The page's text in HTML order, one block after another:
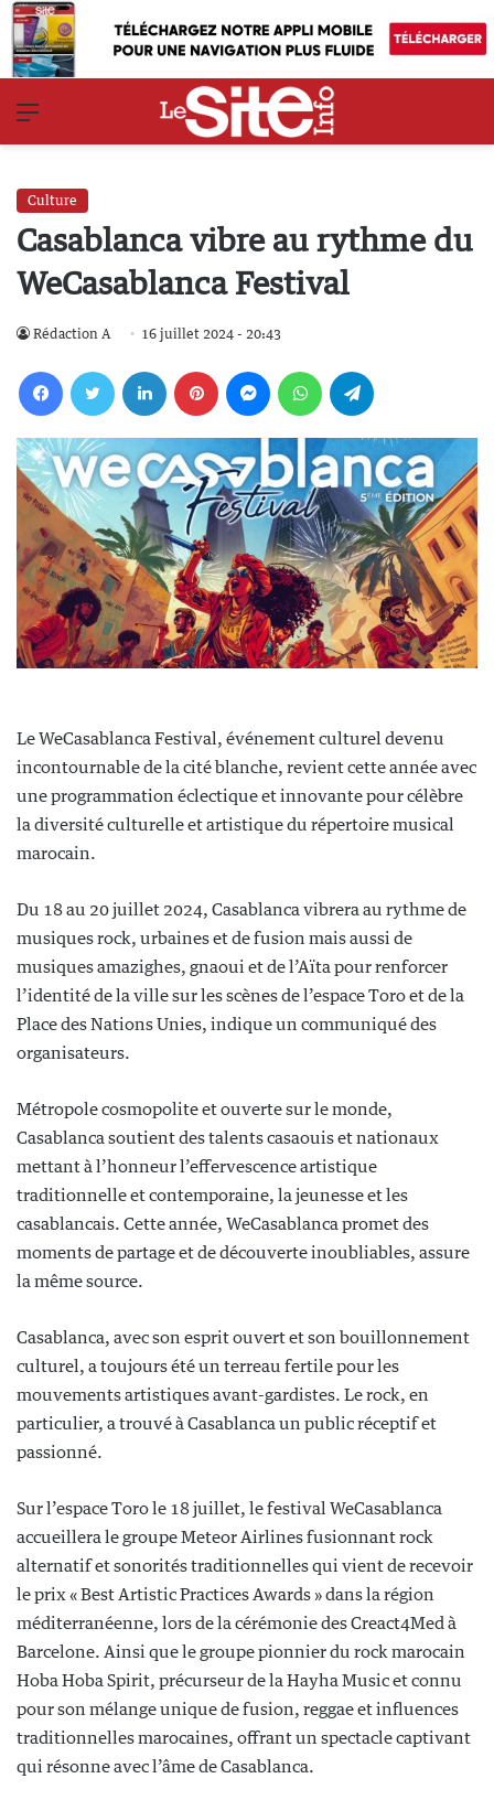
Culture
Casablanca vibre au rythme du
WeCasablanca Festival
Rédaction A 16 juillet 2024 - 20:43
Le WeCasablanca Festival, événement culturel devenu
incontournable de la cité blanche, revient cette année avec
une programmation éclectique et innovante pour célèbre
la diversité culturelle et artistique du répertoire musical
marocain.
Du 18 au 20 juillet 2024, Casablanca vibrera au rythme de
musiques rock, urbaines et de fusion mais aussi de
musiques amazighes, gnaoui et de l’Aïta pour renforcer
l’identité de la ville sur les scènes de l’espace Toro et de la
Place des Nations Unies, indique un communiqué des
organisateurs.
Métropole cosmopolite et ouverte sur le monde,
Casablanca soutient des talents casaouis et nationaux
mettant à l’honneur l’effervescence artistique
traditionnelle et contemporaine, la jeunesse et les
casablancais. Cette année, WeCasablanca promet des
moments de partage et de découverte inoubliables, assure
la même source.
Casablanca, avec son esprit ouvert et son bouillonnement
culturel, a toujours été un terreau fertile pour les
mouvements artistiques avant-gardistes. Le rock, en
particulier, a trouvé à Casablanca un public réceptif et
passionné.
Sur l’espace Toro le 18 juillet, le festival WeCasablanca
accueillera le groupe Meteor Airlines fusionnant rock
alternatif et sonorités traditionnelles qui vient de recevoir
le prix « Best Artistic Practices Awards » dans la région
méditerranéenne, lors de la cérémonie des Creact4Med à
Barcelone. Ainsi que le groupe pionnier du rock marocain
Hoba Hoba Spirit, précurseur de la Hayha Music et connu
pour son mélange unique de fusion, reggae et influences
traditionnelles marocaines, offrant un spectacle captivant
qui résonne avec l’âme de Casablanca.